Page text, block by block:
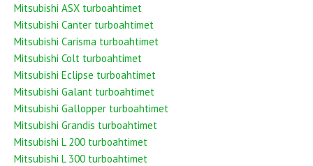
Mitsubishi ASX turboahtimet
Mitsubishi Canter turboahtimet
Mitsubishi Carisma turboahtimet
Mitsubishi Colt turboahtimet
Mitsubishi Eclipse turboahtimet
Mitsubishi Galant turboahtimet
Mitsubishi Gallopper turboahtimet
Mitsubishi Grandis turboahtimet
Mitsubishi L 200 turboahtimet
Mitsubishi L 300 turboahtimet